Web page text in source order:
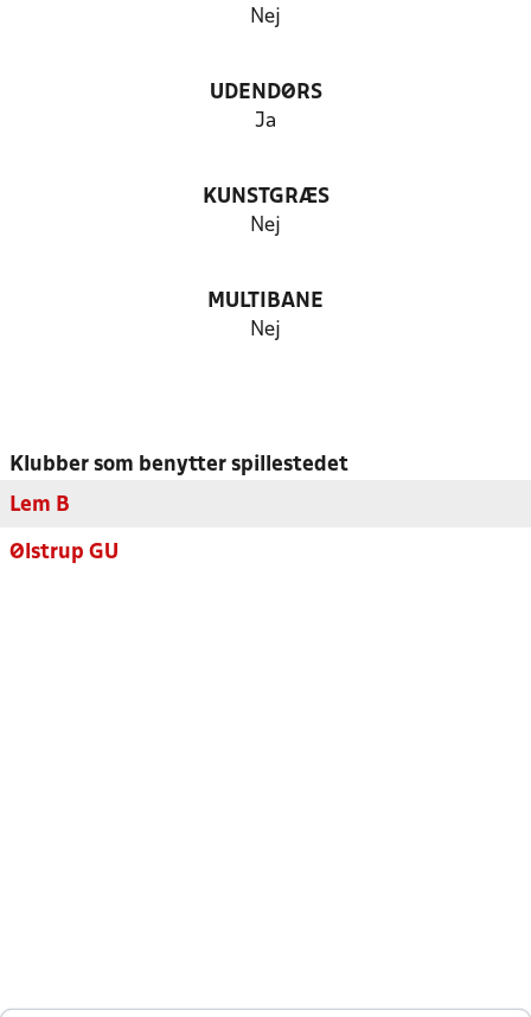
Nej
UDENDØRS
Ja
KUNSTGRÆS
Nej
MULTIBANE
Nej
Klubber som benytter spillestedet
Lem B
Ølstrup GU